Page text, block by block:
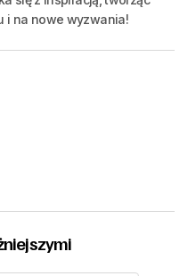
i na nowe wyzwania!